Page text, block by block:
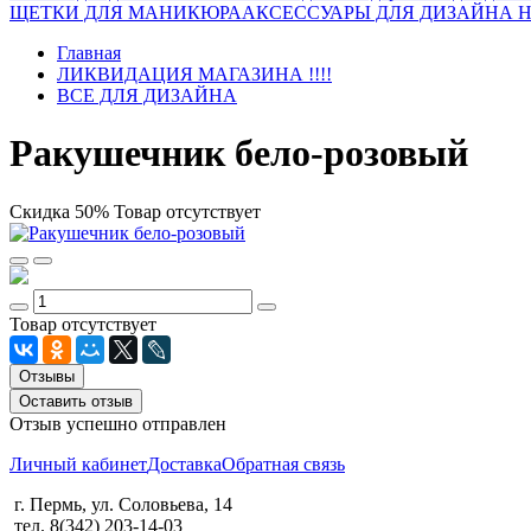
ЩЕТКИ ДЛЯ МАНИКЮРААКСЕССУАРЫ ДЛЯ ДИЗАЙНА
Главная
ЛИКВИДАЦИЯ МАГАЗИНА !!!!
ВСЕ ДЛЯ ДИЗАЙНА
Ракушечник бело-розовый
Скидка 50% Товар отсутствует
Товар отсутствует
Отзывы
Оставить отзыв
Отзыв успешно отправлен
Личный кабинетДоставкаОбратная связь
г. Пермь, ул. Соловьева, 14
тел. 8(342) 203-14-03